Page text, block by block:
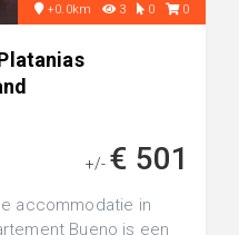
+0.0km 3 0 0
+/- € 501
accommodatie in
Bueno is een